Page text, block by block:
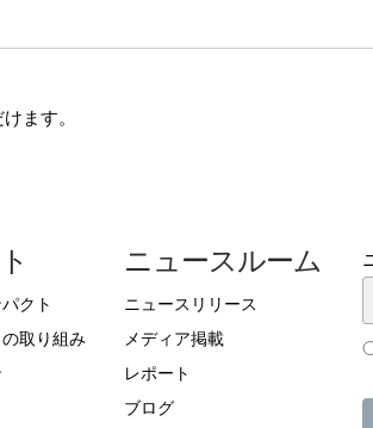
ます。
クト
取り組み
ニュースルーム
ニュースリリース
メディア掲載
レポート
ブログ